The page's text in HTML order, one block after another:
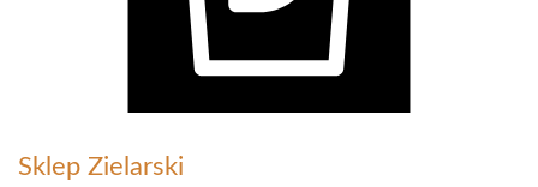
Sklep Zielarski